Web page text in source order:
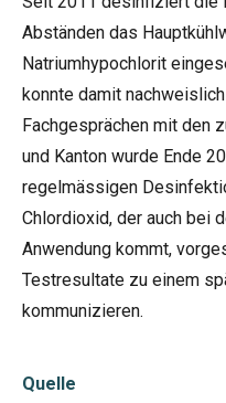
Abständen das
Natriumhypochlorit
konnte damit
Fachgesprächen mit den
und Kanton wurde Ende
regelmässigen
Chlordioxid, der auch bei
Anwendung kommt,
Testresultate zu einem
kommunizieren.
Quelle